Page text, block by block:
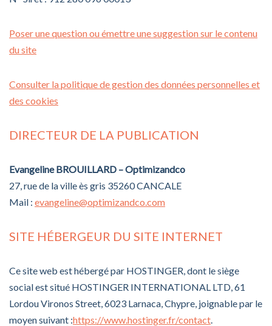
Poser une question ou émettre une suggestion sur le contenu
du site
Consulter la politique de gestion des données personnelles et
des cookies
DIRECTEUR DE LA PUBLICATION
Evangeline BROUILLARD – Optimizandco
27, rue de la ville ès gris 35260 CANCALE
Mail : evangeline@optimizandco.com
SITE HÉBERGEUR DU SITE INTERNET
Ce site web est hébergé par HOSTINGER, dont le siège
social est situé HOSTINGER INTERNATIONAL LTD, 61
Lordou Vironos Street, 6023 Larnaca, Chypre, joignable par le
moyen suivant :https://www.hostinger.fr/contact.